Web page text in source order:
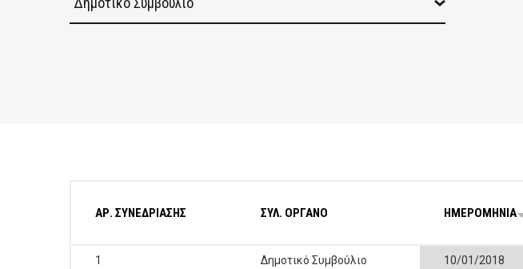
ΕΠΙΧΕΙΡΗΣΕΙΣ
ΑΡ. ΣΥΝΕΔΡΙΑΣΗΣ ΣΥΛ. ΟΡΓΑΝΟ ΗΜΕΡΟΜΗΝΙΑ
1 Δημοτικό Συμβούλιο 10/01/2018